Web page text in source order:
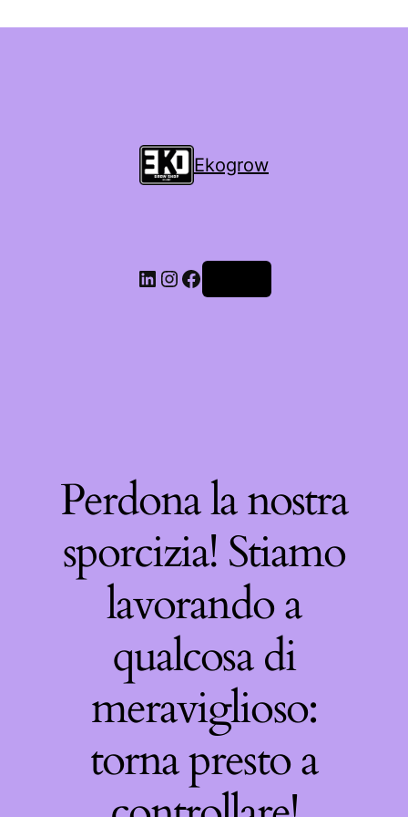
Ekogrow
Perdona la nostra
sporcizia! Stiamo
lavorando a
qualcosa di
meraviglioso:
torna presto a